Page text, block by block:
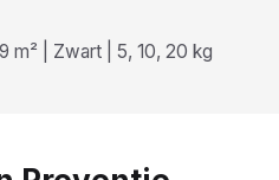
m² | Zwart | 5, 10, 20 kg